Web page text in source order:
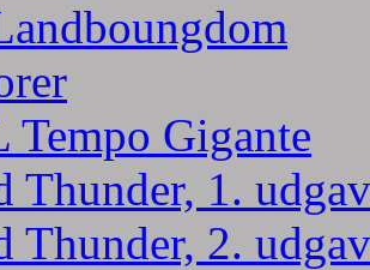
Tempo Gigante
Thunder, 1.
Thunder, 2.